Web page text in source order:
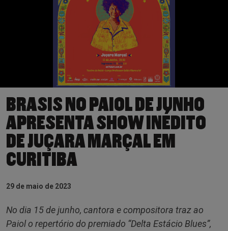
BRASIS NO PAIOL DE JUNHO
APRESENTA SHOW INÉDITO
DE JUÇARA MARÇAL EM
CURITIBA
29 de maio de 2023
No dia 15 de junho, cantora e compositora traz ao
Paiol o repertório do premiado “Delta Estácio Blues”,